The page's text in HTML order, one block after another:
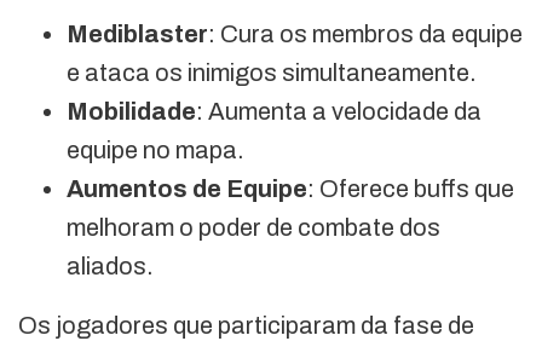
Mediblaster: Cura os membros da equipe
e ataca os inimigos simultaneamente.
Mobilidade: Aumenta a velocidade da
equipe no mapa.
Aumentos de Equipe: Oferece buffs que
melhoram o poder de combate dos
aliados.
Os jogadores que participaram da fase de